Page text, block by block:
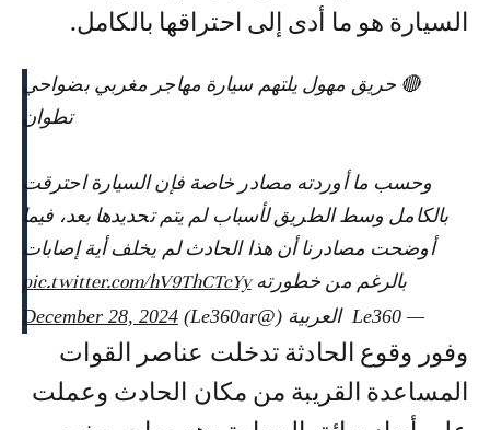
السيارة هو ما أدى إلى احتراقها بالكامل.
🔴 حريق مهول يلتهم سيارة مهاجر مغربي بضواحي
تطوان
وحسب ما أوردته مصادر خاصة فإن السيارة احترقت
بالكامل وسط الطريق لأسباب لم يتم تحديدها بعد، فيما
أوضحت مصادرنا أن هذا الحادث لم يخلف أية إصابات
بالرغم من خطورتهpic.twitter.com/hV9ThCTcYy
— ‎ Le360 العربية (@Le360ar) December 28, 2024
وفور وقوع الحادثة تدخلت عناصر القوات
المساعدة القريبة من مكان الحادث وعملت